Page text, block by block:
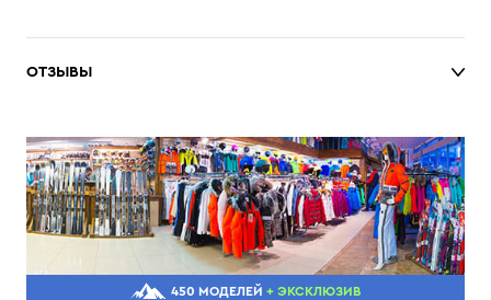
ОТЗЫВЫ
450 МОДЕЛЕЙ + ЭКСКЛЮЗИВ